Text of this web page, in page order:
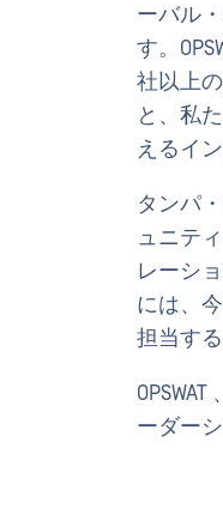
ーバル
す。
社以上
と、私
えるイ
タンパ
ュニテ
レーシ
には、
担当す
ーダー